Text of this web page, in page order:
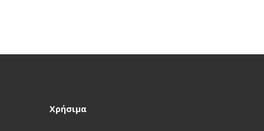
Χρήσιμα